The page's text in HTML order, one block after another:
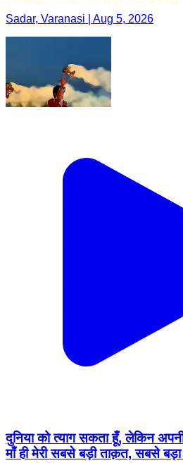
Sadar, Varanasi | Aug 5, 2026
दुनिया को त्याग सकता हूँ, लेकिन
माँ ही मेरी सबसे बड़ी ताक़त, सबसे